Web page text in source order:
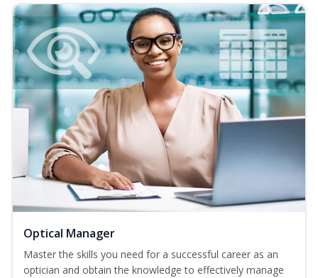
Optical Manager
Master the skills you need for a successful career as an
optician and obtain the knowledge to effectively manage